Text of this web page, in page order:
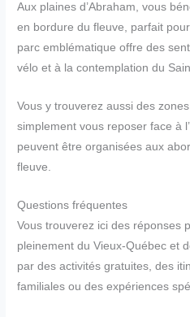
Aux plaines d’Abraham, vous
en bordure du fleuve, parfait
parc emblématique offre des
vélo et à la contemplation du
Vous y trouverez aussi des
simplement vous reposer face à
peuvent être organisées aux
fleuve.
Questions fréquentes
Vous trouverez ici des réponses
pleinement du Vieux-Québec et
par des activités gratuites, des
familiales ou des expériences